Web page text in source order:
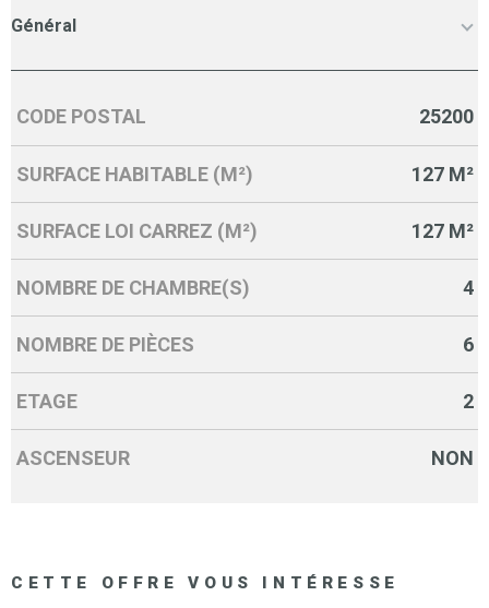
Général
Caractérisque Valeurs
CODE POSTAL 25200
SURFACE HABITABLE (M²) 127 M²
SURFACE LOI CARREZ (M²) 127 M²
NOMBRE DE CHAMBRE(S) 4
NOMBRE DE PIÈCES 6
ETAGE 2
ASCENSEUR NON
CETTE OFFRE VOUS INTÉRESSE